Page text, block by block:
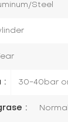
Steel
: 30-40bar
: